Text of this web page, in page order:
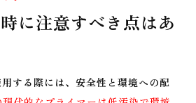
に注意すべき点はあ
する際には、安全性と環境への配